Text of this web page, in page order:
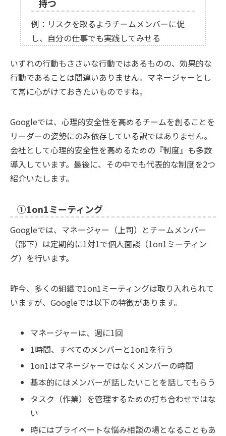
持つ
例：リスクを取るようチームメンバーに促
し、自分の仕事でも実践してみせる
いずれの行動もささいな行動ではあるものの、効果的な
行動であることは間違いありません。マネージャーとし
て常に心がけておきたいものですね。
Googleでは、心理的安全性を高めるチームを創ることを
リーダーの姿勢にのみ依存している訳ではありません。
会社として心理的安全性を高めるための『制度』も多数
導入しています。最後に、その中でも代表的な制度を2つ
紹介いたします。
①1on1ミーティング
Googleでは、マネージャー（上司）とチームメンバー
（部下）は定期的に1対1で個人面談（1on1ミーティン
グ）を行います。
昨今、多くの組織で1on1ミーティングは取り入れられて
いますが、Googleでは以下の特徴があります。
マネージャーは、週に1回
1時間、すべてのメンバーと1on1を行う
1on1はマネージャーではなくメンバーの時間
基本的にはメンバーが話したいことを話してもらう
タスク（作業）を管理するための打ち合わせではな
い
時にはプライベートな悩み相談の場となることもあ